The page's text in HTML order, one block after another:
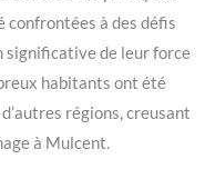
confrontées à des défis
significative de leur force
habitants ont été
régions, creusant
à Mulcent.